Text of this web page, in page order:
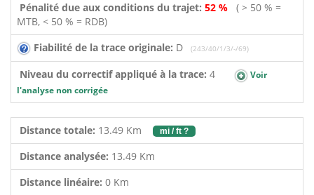
Pénalité due aux conditions du trajet: 52 % ( > 50 % =
MTB, < 50 % = RDB)
Fiabilité de la trace originale: D (243/40/1/3/-/69)
Niveau du correctif appliqué à la trace: 4
Voir
l'analyse non corrigée
Distance totale: 13.49 Km mi / ft ?
Distance analysée: 13.49 Km
Distance linéaire: 0 Km